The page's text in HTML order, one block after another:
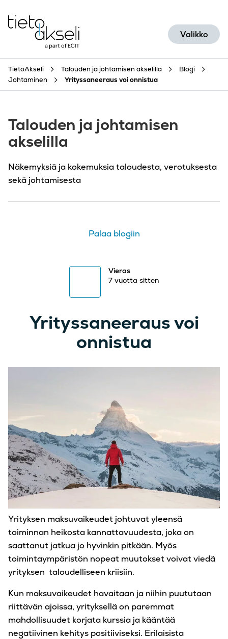
Valikko
TietoAkseli Talouden ja johtamisen akselilla
Blogi
Johtaminen
Yrityssaneeraus voi onnistua
Talouden ja johtamisen
akselilla
Näkemyksiä ja kokemuksia taloudesta, verotuksesta
sekä johtamisesta
Palaa blogiin
Vieras
7 vuotta sitten
Yrityssaneeraus voi
onnistua
Yrityksen maksuvaikeudet johtuvat yleensä
toiminnan heikosta kannattavuudesta, joka on
saattanut jatkua jo hyvinkin pitkään. Myös
toimintaympäristön nopeat muutokset voivat viedä
yrityksen taloudelliseen kriisiin.
Kun maksuvaikeudet havaitaan ja niihin puututaan
riittävän ajoissa, yrityksellä on paremmat
mahdollisuudet korjata kurssia ja kääntää
negatiivinen kehitys positiiviseksi. Erilaisista